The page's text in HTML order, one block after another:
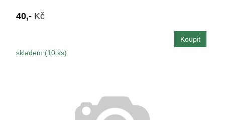
40,- Kč
skladem (10 ks)